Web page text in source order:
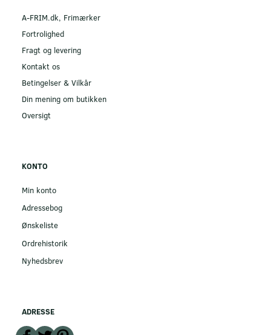
A-FRIM.dk, Frimærker
Fortrolighed
Fragt og levering
Kontakt os
Betingelser & Vilkår
Din mening om butikken
Oversigt
KONTO
Min konto
Adressebog
Ønskeliste
Ordrehistorik
Nyhedsbrev
ADRESSE